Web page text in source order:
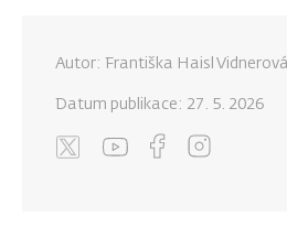
Autor: Františka Haisl Vidnerová
Datum publikace: 27. 5. 2026